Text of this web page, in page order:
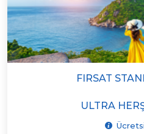
FIRSAT
ULTRA